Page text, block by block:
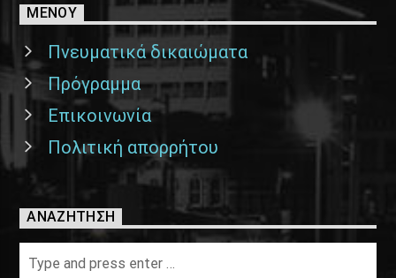
ΜΕΝΟΥ
Πνευματικά δικαιώματα
Πρόγραμμα
Επικοινωνία
Πολιτική απορρήτου
ΑΝΑΖΉΤΗΣΗ